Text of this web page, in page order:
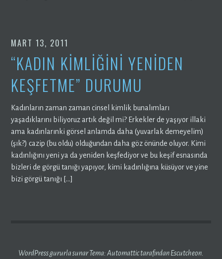
MART 13, 2011
“KADIN KIMLIĞINI YENIDEN
KEŞFETME” DURUMU
Kadınların zaman zaman cinsel kimlik bunalımları
yaşadıklarını biliyoruz artık değil mi? Erkekler de yaşıyor illaki
ama kadınlarınki görsel anlamda daha (yuvarlak demeyelim)
(şık?) cazip (bu oldu) olduğundan daha göz önünde oluyor. Kimi
kadınlığını yeni ya da yeniden keşfediyor ve bu keşif esnasında
bizleri de görgü tanığı yapıyor, kimi kadınlığına küsüyor ve yine
bizi görgü tanığı […]
WordPress gururla sunarTema:Automattictarafından Escutcheon.